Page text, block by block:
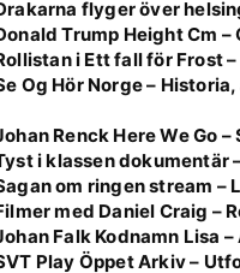
flyger över
Trump Height Cm
i Ett fall för Frost
Og Hör Norge –
Renck Here We Go
i klassen dokumentär
om ringen stream –
med Daniel Craig –
Falk Kodnamn Lisa
Play Öppet Arkiv –